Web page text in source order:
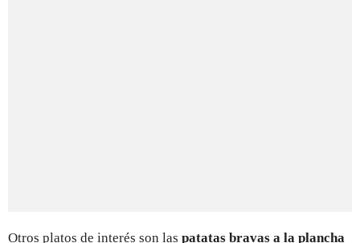
Otros platos de interés son las patatas bravas a la plancha